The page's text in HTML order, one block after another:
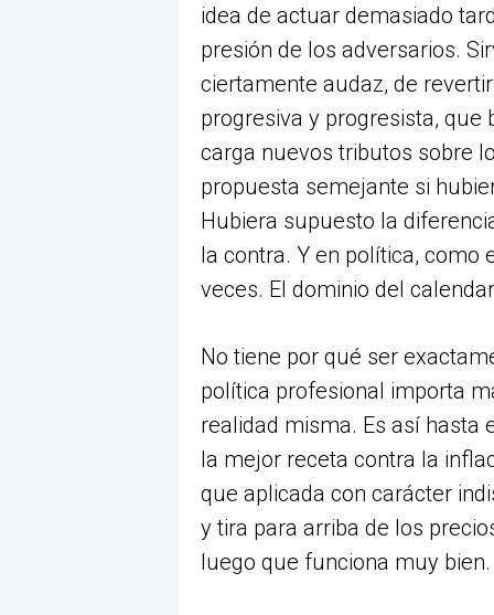
idea de actuar demasiado
presión de los adversarios.
ciertamente audaz, de
progresiva y progresista,
carga nuevos tributos sobre
propuesta semejante si
Hubiera supuesto la
la contra. Y en política, como
veces. El dominio del
No tiene por qué ser
política profesional importa
realidad misma. Es así hasta
la mejor receta contra la
que aplicada con carácter
y tira para arriba de los
luego que funciona muy bien.